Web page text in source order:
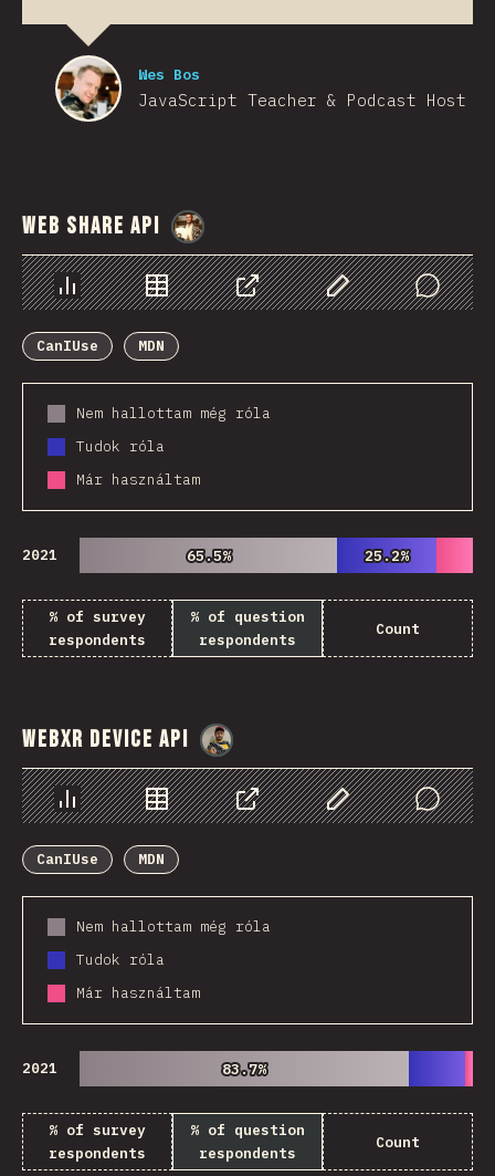
Wes Bos
JavaScript Teacher & Podcast Host
Web Share API
Diagramok Adatok MegosztásCustomize Data
Comments
CanIUse
MDN
Nem hallottam még róla
Tudok róla
Már használtam
2021 65.5%
65.5% 25.2%
25.2%
% of survey
respondents
% of question
respondents
Count
WebXR Device API
Diagramok Adatok MegosztásCustomize Data
Comments
CanIUse
MDN
Nem hallottam még róla
Tudok róla
Már használtam
2021 83.7%
83.7%
% of survey
respondents
% of question
respondents
Count